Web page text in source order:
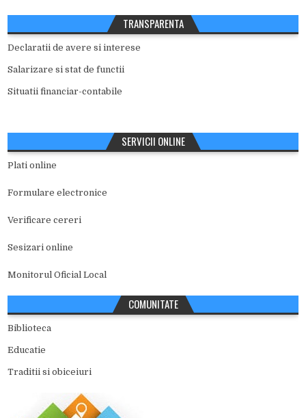
TRANSPARENTA
Declaratii de avere si interese
Salarizare si stat de functii
Situatii financiar-contabile
SERVICII ONLINE
Plati online
Formulare electronice
Verificare cereri
Sesizari online
Monitorul Oficial Local
COMUNITATE
Biblioteca
Educatie
Traditii si obiceiuri